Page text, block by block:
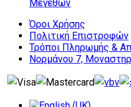
Μεγεθών
Όροι Χρήσης
Πολιτική Επιστροφών
Τρόποι Πληρωμής &
Νορμάνου 7,